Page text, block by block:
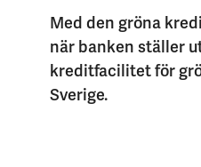
Med den gröna
när banken ställer
kreditfacilitet för
Sverige.